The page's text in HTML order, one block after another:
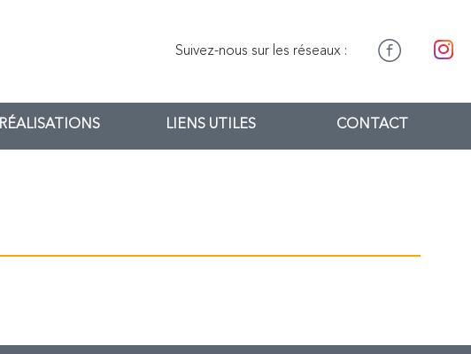
Suivez-nous sur les réseaux :
RÉALISATIONS LIENS UTILES CONTACT